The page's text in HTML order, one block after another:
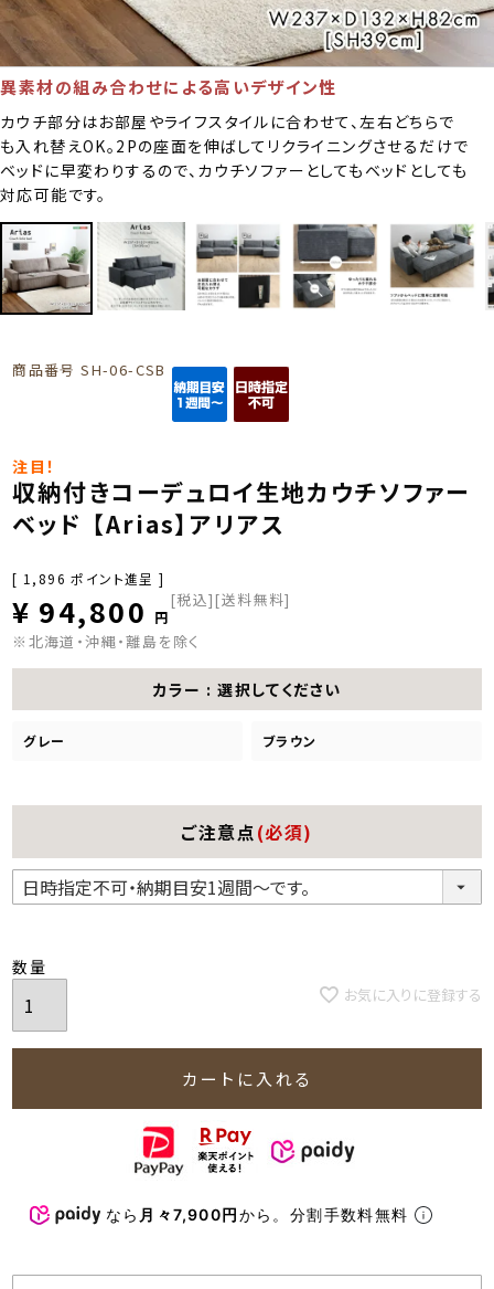
異素材の組み合わせによる高いデザイン性
カウチ部分はお部屋やライフスタイルに合わせて、左右どちらで
も入れ替えOK。2Pの座面を伸ばしてリクライニングさせるだけで
ベッドに早変わりするので、カウチソファーとしてもベッドとしても
対応可能です。
商品番号 SH-06-CSB
注目！
収納付きコーデュロイ生地カウチソファー
ベッド 【Arias】アリアス
[ 1,896 ポイント進呈 ]
¥ 94,800 税込 [送料無料]
※北海道・沖縄・離島を除く
カラー 選択してください
グレー ブラウン
ご注意点 (必須)
お気に入りに登録する
カートに入れる
なら 月々7,900円から。分割手数料無料